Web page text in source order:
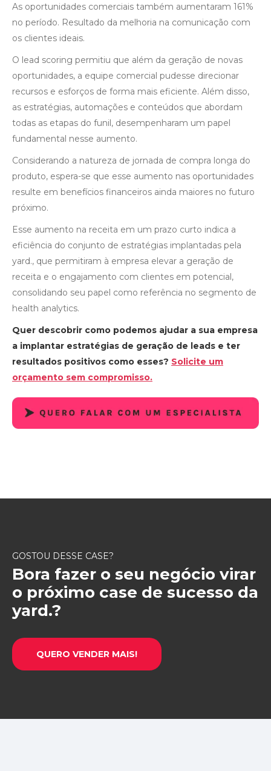
As oportunidades comerciais também aumentaram 161%
no período. Resultado da melhoria na comunicação com
os clientes ideais.
O lead scoring permitiu que além da geração de novas
oportunidades, a equipe comercial pudesse direcionar
recursos e esforços de forma mais eficiente. Além disso,
as estratégias, automações e conteúdos que abordam
todas as etapas do funil, desempenharam um papel
fundamental nesse aumento.
Considerando a natureza de jornada de compra longa do
produto, espera-se que esse aumento nas oportunidades
resulte em benefícios financeiros ainda maiores no futuro
próximo.
Esse aumento na receita em um prazo curto indica a
eficiência do conjunto de estratégias implantadas pela
yard., que permitiram à empresa elevar a geração de
receita e o engajamento com clientes em potencial,
consolidando seu papel como referência no segmento de
health analytics.
Quer descobrir como podemos ajudar a sua empresa
a implantar estratégias de geração de leads e ter
resultados positivos como esses? Solicite um
orçamento sem compromisso.
GOSTOU DESSE CASE?
Bora fazer o seu negócio virar
o próximo case de sucesso da
yard.?
QUERO VENDER MAIS!